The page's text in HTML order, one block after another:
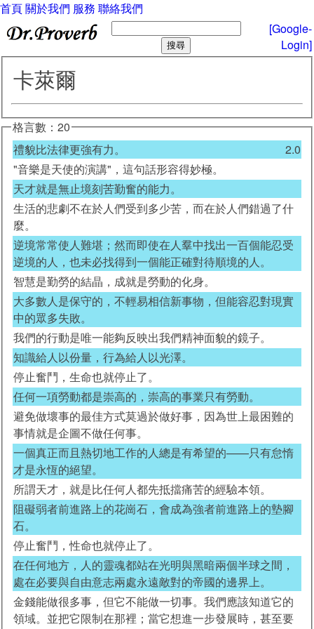
首頁關於我們 服務 聯絡我們
[Google-
Login]
卡萊爾
格言數：20
禮貌比法律更強有力。
2.0
"音樂是天使的演講"，這句話形容得妙極。
天才就是無止境刻苦勤奮的能力。
生活的悲劇不在於人們受到多少苦，而在於人們錯過了什
麼。
逆境常常使人難堪；然而即使在人羣中找出一百個能忍受
逆境的人，也未必找得到一個能正確對待順境的人。
智慧是勤勞的結晶，成就是勞動的化身。
大多數人是保守的，不輕易相信新事物，但能容忍對現實
中的眾多失敗。
我們的行動是唯一能夠反映出我們精神面貌的鏡子。
知識給人以份量，行為給人以光澤。
停止奮鬥，生命也就停止了。
任何一項勞動都是崇高的，崇高的事業只有勞動。
避免做壞事的最佳方式莫過於做好事，因為世上最困難的
事情就是企圖不做任何事。
一個真正而且熱切地工作的人總是有希望的——只有怠惰
才是永恆的絕望。
所謂天才，就是比任何人都先抵擋痛苦的經驗本領。
阻礙弱者前進路上的花崗石，會成為強者前進路上的墊腳
石。
停止奮鬥，性命也就停止了。
在任何地方，人的靈魂都站在光明與黑暗兩個半球之間，
處在必要與自由意志兩處永遠敵對的帝國的邊界上。
金錢能做很多事，但它不能做一切事。我們應該知道它的
領域。並把它限制在那裡；當它想進一步發展時，甚至要